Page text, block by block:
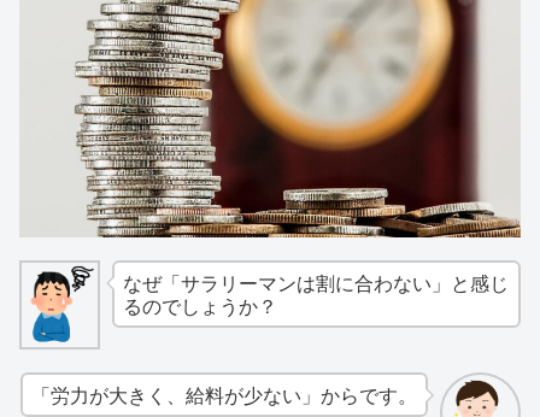
なぜ「サラリーマンは割に合わない」と感じ
るのでしょうか？
「労力が大きく、給料が少ない」からです。